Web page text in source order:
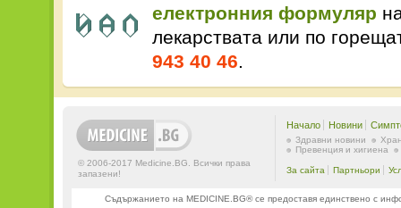
електронния формуляр
лекарствата или по
943 40 46.
© 2006-2017 Medicine.BG. Всички права
запазени!
Начало Новини
Здравни новини
Превенция и хигиена
За сайта Партньори
Съдържанието на MEDICINE.BG® се предоставя единствено с